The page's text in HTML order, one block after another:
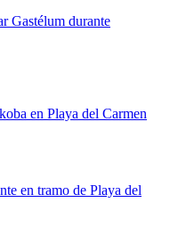
Gastélum durante
en Playa del Carmen
en tramo de Playa del